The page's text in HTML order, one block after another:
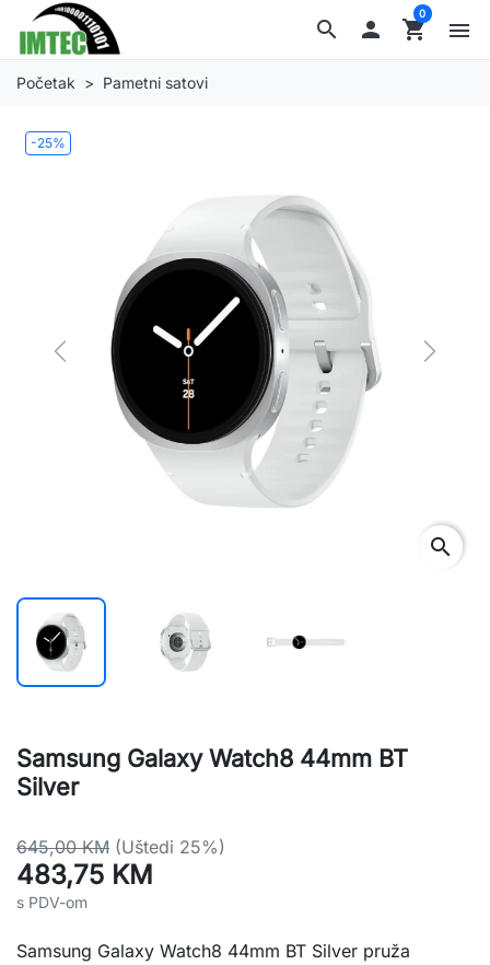
search  shopping_cart
0
menu
Početak Pametni satovi
-25%
Previous Next
search
Samsung Galaxy Watch8 44mm BT
Silver
645,00 KM (Uštedi 25%)
483,75 KM
s PDV-om
Samsung Galaxy Watch8 44mm BT Silver pruža